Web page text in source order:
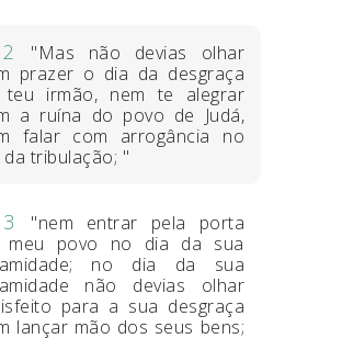
"Mas não devias olhar
prazer o dia da desgraça
teu irmão, nem te alegrar
a ruína do povo de Judá,
falar com arrogância no
da tribulação; "
"nem entrar pela porta
meu povo no dia da sua
no dia da sua
não devias olhar
para a sua desgraça
lançar mão dos seus bens;